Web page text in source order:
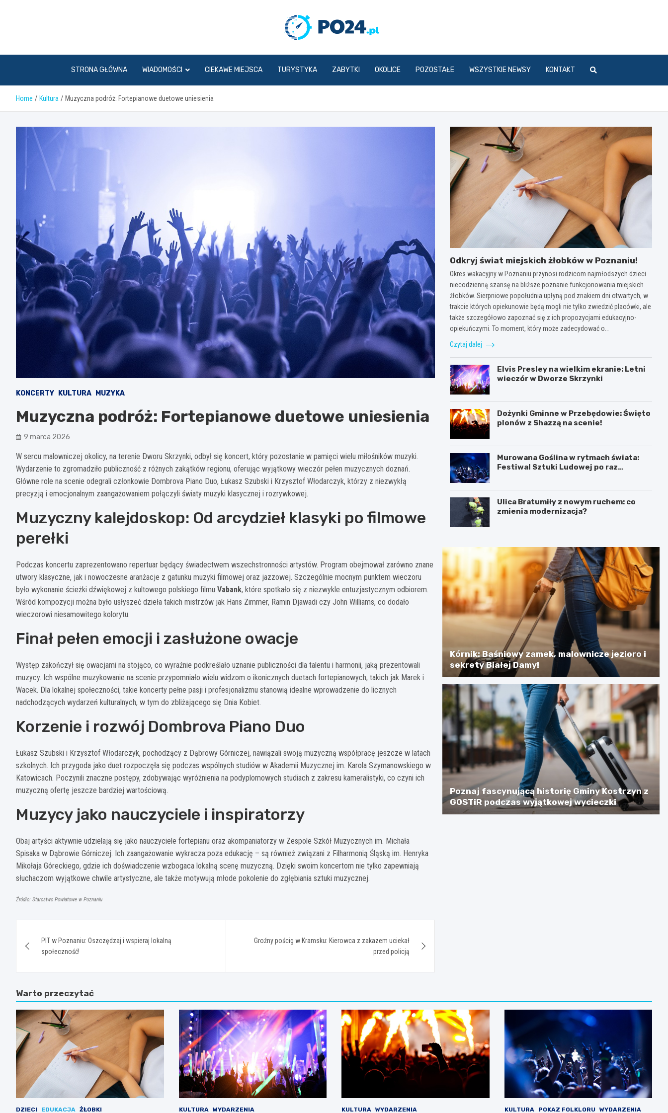
STRONA GŁÓWNA WIADOMOŚCI CIEKAWE MIEJSCA TURYSTYKA ZABYTKI OKOLICE POZOSTAŁE WSZYSTKIE NEWSY KONTAKT
Home Kultura Muzyczna podróż: Fortepianowe duetowe uniesienia
KONCERTY KULTURA MUZYKA
Muzyczna podróż: Fortepianowe duetowe uniesienia
9 marca 2026
W sercu malowniczej okolicy, na terenie Dworu Skrzynki, odbył się koncert, który pozostanie w pamięci wielu miłośników muzyki.
Wydarzenie to zgromadziło publiczność z różnych zakątków regionu, oferując wyjątkowy wieczór pełen muzycznych doznań.
Główne role na scenie odegrali członkowie Dombrova Piano Duo, Łukasz Szubski i Krzysztof Włodarczyk, którzy z niezwykłą
precyzją i emocjonalnym zaangażowaniem połączyli światy muzyki klasycznej i rozrywkowej.
Muzyczny kalejdoskop: Od arcydzieł klasyki po filmowe
perełki
Podczas koncertu zaprezentowano repertuar będący świadectwem wszechstronności artystów. Program obejmował zarówno znane
utwory klasyczne, jak i nowoczesne aranżacje z gatunku muzyki filmowej oraz jazzowej. Szczególnie mocnym punktem wieczoru
było wykonanie ścieżki dźwiękowej z kultowego polskiego filmu Vabank, które spotkało się z niezwykle entuzjastycznym odbiorem.
Wśród kompozycji można było usłyszeć dzieła takich mistrzów jak Hans Zimmer, Ramin Djawadi czy John Williams, co dodało
wieczorowi niesamowitego kolorytu.
Finał pełen emocji i zasłużone owacje
Występ zakończył się owacjami na stojąco, co wyraźnie podkreślało uznanie publiczności dla talentu i harmonii, jaką prezentowali
muzycy. Ich wspólne muzykowanie na scenie przypomniało wielu widzom o ikonicznych duetach fortepianowych, takich jak Marek i
Wacek. Dla lokalnej społeczności, takie koncerty pełne pasji i profesjonalizmu stanowią idealne wprowadzenie do licznych
nadchodzących wydarzeń kulturalnych, w tym do zbliżającego się Dnia Kobiet.
Korzenie i rozwój Dombrova Piano Duo
Łukasz Szubski i Krzysztof Włodarczyk, pochodzący z Dąbrowy Górniczej, nawiązali swoją muzyczną współpracę jeszcze w latach
szkolnych. Ich przygoda jako duet rozpoczęła się podczas wspólnych studiów w Akademii Muzycznej im. Karola Szymanowskiego w
Katowicach. Poczynili znaczne postępy, zdobywając wyróżnienia na podyplomowych studiach z zakresu kameralistyki, co czyni ich
muzyczną ofertę jeszcze bardziej wartościową.
Muzycy jako nauczyciele i inspiratorzy
Obaj artyści aktywnie udzielają się jako nauczyciele fortepianu oraz akompaniatorzy w Zespole Szkół Muzycznych im. Michała
Spisaka w Dąbrowie Górniczej. Ich zaangażowanie wykracza poza edukację – są również związani z Filharmonią Śląską im. Henryka
Mikołaja Góreckiego, gdzie ich doświadczenie wzbogaca lokalną scenę muzyczną. Dzięki swoim koncertom nie tylko zapewniają
słuchaczom wyjątkowe chwile artystyczne, ale także motywują młode pokolenie do zgłębiania sztuki muzycznej.
Źródło: Starostwo Powiatowe w Poznaniu
wpisuPIT w Poznaniu: Oszczędzaj i wspieraj lokalną
społeczność!
Groźny pościg w Kramsku: Kierowca z zakazem uciekał
przed policją
Odkryj świat miejskich żłobków w Poznaniu!
Okres wakacyjny w Poznaniu przynosi rodzicom najmłodszych dzieci
niecodzienną szansę na bliższe poznanie funkcjonowania miejskich
żłobków. Sierpniowe popołudnia upłyną pod znakiem dni otwartych, w
trakcie których opiekunowie będą mogli nie tylko zwiedzić placówki, ale
także szczegółowo zapoznać się z ich propozycjami edukacyjno-
opiekuńczymi. To moment, który może zadecydować o…
Czytaj dalej
Elvis Presley na wielkim ekranie: Letni
wieczór w Dworze Skrzynki
Dożynki Gminne w Przebędowie: Święto
plonów z Shazzą na scenie!
Murowana Goślina w rytmach świata:
Festiwal Sztuki Ludowej po raz
Ulica Bratumiły z nowym ruchem: co
zmienia modernizacja?
Kórnik: Baśniowy zamek, malownicze jezioro i
sekrety Białej Damy!
Poznaj fascynującą historię Gminy Kostrzyn z
GOSTiR podczas wyjątkowej wycieczki
Warto przeczytać
DZIECI EDUKACJA ŻŁOBKI KULTURA WYDARZENIA KULTURA WYDARZENIA KULTURA POKAZ FOLKLORU WYDARZENIA